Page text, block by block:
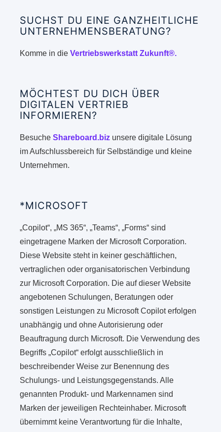
SUCHST DU EINE GANZHEITLICHE
UNTERNEHMENSBERATUNG?
Komme in dieVertriebswerkstatt Zukunft®.
MÖCHTEST DU DICH ÜBER
DIGITALEN VERTRIEB
INFORMIEREN?
BesucheShareboard.biz unsere digitale Lösung
im Aufschlussbereich für Selbständige und kleine
Unternehmen.
*MICROSOFT
„Copilot“, „MS 365“, „Teams“, „Forms“ sind
eingetragene Marken der Microsoft Corporation.
Diese Website steht in keiner geschäftlichen,
vertraglichen oder organisatorischen Verbindung
zur Microsoft Corporation. Die auf dieser Website
angebotenen Schulungen, Beratungen oder
sonstigen Leistungen zu Microsoft Copilot erfolgen
unabhängig und ohne Autorisierung oder
Beauftragung durch Microsoft. Die Verwendung des
Begriffs „Copilot“ erfolgt ausschließlich in
beschreibender Weise zur Benennung des
Schulungs- und Leistungsgegenstands. Alle
genannten Produkt- und Markennamen sind
Marken der jeweiligen Rechteinhaber. Microsoft
übernimmt keine Verantwortung für die Inhalte,